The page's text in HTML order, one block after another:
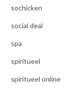
sochicken
social deal
spa
spiritueel
spiritueel online